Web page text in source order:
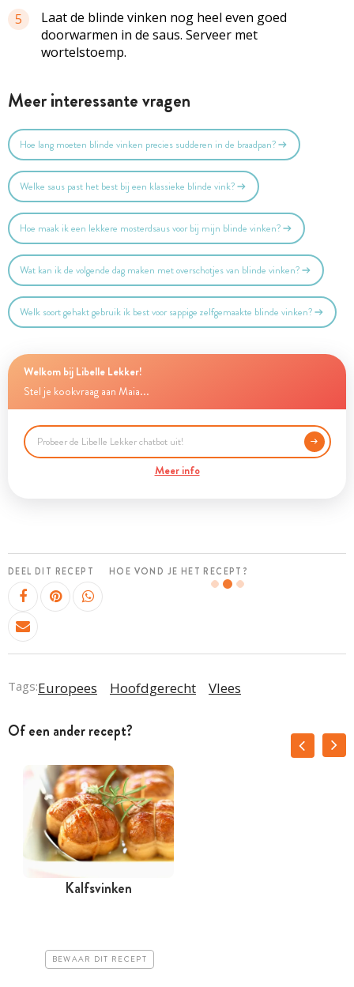
5
Laat de blinde vinken nog heel even goed
doorwarmen in de saus. Serveer met
wortelstoemp.
Meer interessante vragen
Hoe lang moeten blinde vinken precies sudderen in de braadpan?
Welke saus past het best bij een klassieke blinde vink?
Hoe maak ik een lekkere mosterdsaus voor bij mijn blinde vinken?
Wat kan ik de volgende dag maken met overschotjes van blinde vinken?
Welk soort gehakt gebruik ik best voor sappige zelfgemaakte blinde vinken?
Welkom bij Libelle Lekker!
Stel je kookvraag aan Maia...
Meer info
DEEL DIT RECEPT HOE VOND JE HET RECEPT?
Tags:Europees Hoofdgerecht Vlees
Of een ander recept?
Kalfsvinken
BEWAAR DIT RECEPT